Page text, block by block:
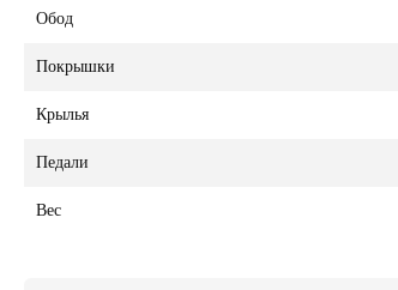
Обод
Покрышки
Крылья
Педали
Вес